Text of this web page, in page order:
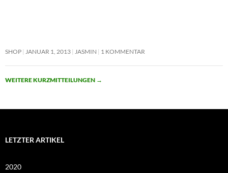
SHOP JANUAR 1, 2013 JASMIN 1 KOMMENTAR
WEITERE KURZMITTEILUNGEN →
LETZTER ARTIKEL
2020